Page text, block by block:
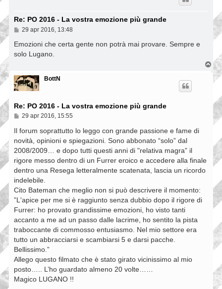
Re: PO 2016 - La vostra emozione più grande
M
s
a
i
o
29 apr 2016, 13:48
Emozioni che certa gente non potrà mai provare. Sempre e
solo Lugano.
T
o
p
BottN
Re: PO 2016 - La vostra emozione più grande
M
s
a
g
i
o
29 apr 2016, 15:55
Il forum soprattutto lo leggo con grande passione e fame di
novità, opinioni e spiegazioni. Sono abbonato “solo” dal
2008/2009… e dopo tutti questi anni di "relativa magra” il
rigore messo dentro di un Furrer eroico e accedere alla finale
dentro una Resega letteralmente scatenata, lascia un ricordo
indelebile.
Cito Bateman che meglio non si può descrivere il momento:
”L'apice per me si è raggiunto senza dubbio dopo il rigore di
Furrer: ho provato grandissime emozioni, ho visto tanti
accanto a me ad un passo dalle lacrime, ho sentito la pista
traboccante di commosso entusiasmo. Nel mio settore era
tutto un abbracciarsi e scambiarsi 5 e darsi pacche.
Bellissimo.”
Allego questo filmato che è stato girato vicinissimo al mio
posto….. L’ho guardato almeno 20 volte……
Magico LUGANO !!